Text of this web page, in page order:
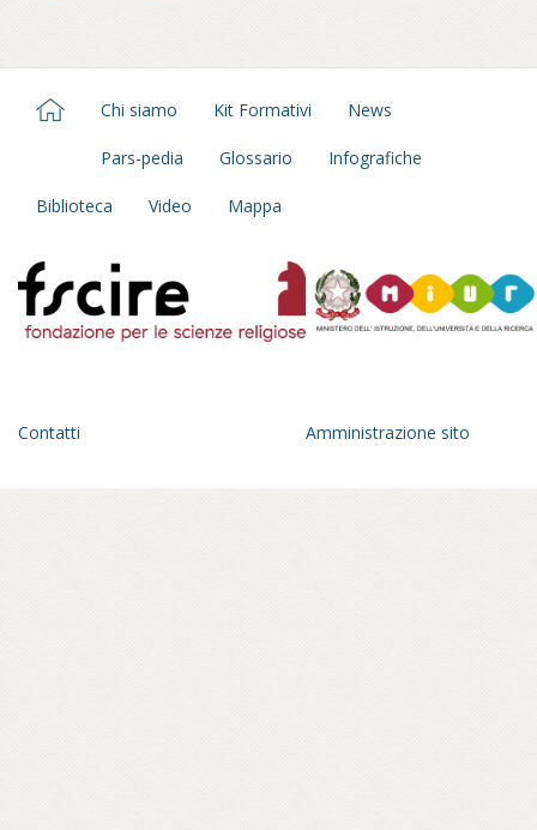
Chi siamo Kit Formativi News
Pars-pedia Glossario Infografiche
Biblioteca Video Mappa
Contatti Amministrazione sito